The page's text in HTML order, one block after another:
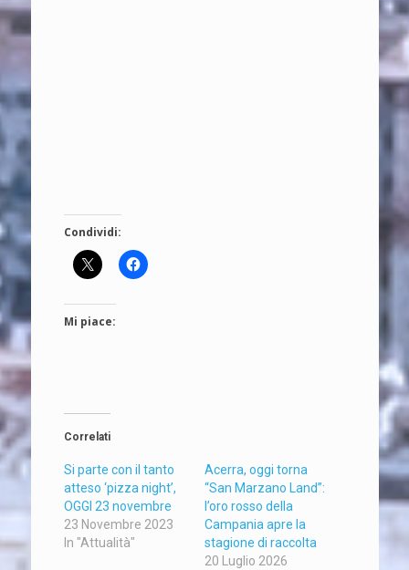
Condividi:
Mi piace:
Correlati
Si parte con il tanto
atteso ‘pizza night’,
OGGI 23 novembre
23 Novembre 2023
In "Attualità"
Acerra, oggi torna
“San Marzano Land”:
l’oro rosso della
Campania apre la
stagione di raccolta
20 Luglio 2026